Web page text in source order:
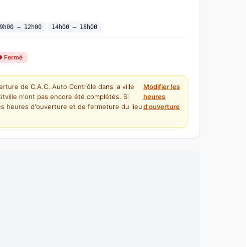
— 12h00 14h00 — 18h00
Fermé
de C.A.C. Auto Contrôle dans la ville
n'ont pas encore été complétés. Si
heures d'ouverture et de fermeture du lieu
Modifier les
heures
d'ouverture